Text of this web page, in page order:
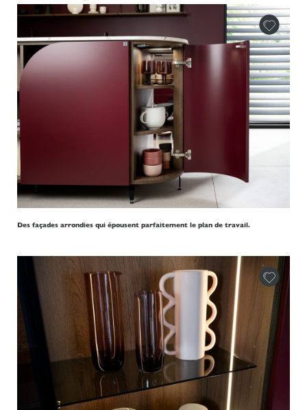
Des façades arrondies qui épousent parfaitement le plan de travail.